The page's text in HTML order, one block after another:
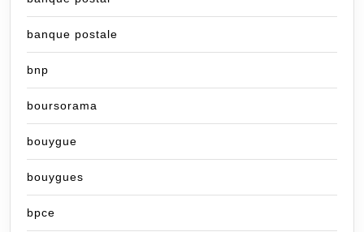
banque postale
bnp
boursorama
bouygue
bouygues
bpce